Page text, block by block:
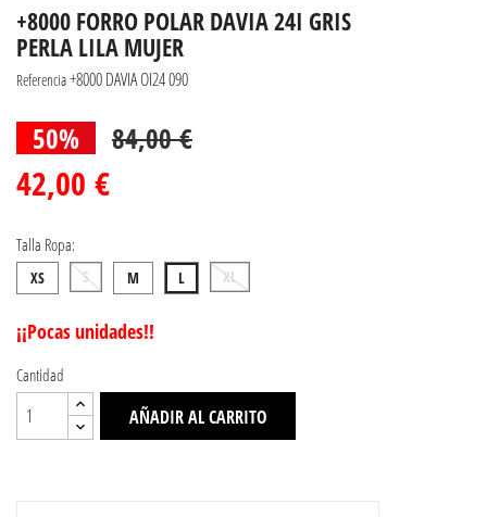
+8000 FORRO POLAR DAVIA 24I GRIS
PERLA LILA MUJER
Referencia+8000 DAVIA OI24 090
50% 84,00 €
42,00 €
Talla Ropa:
XS S M L XL
¡¡Pocas unidades!!
Cantidad
AÑADIR AL CARRITO